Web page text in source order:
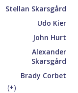
Stellan Skarsgård
Udo Kier
John Hurt
Alexander
Skarsgård
Brady Corbet
(+)